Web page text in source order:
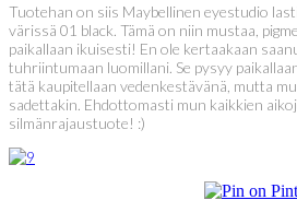
Tuotehan on siis Maybellinen eyestudio
värissä 01 black. Tämä on niin mustaa,
paikallaan ikuisesti! En ole kertaakaan
tuhriintumaan luomillani. Se pysyy
tätä kaupitellaan vedenkestävänä, mutta
sadettakin. Ehdottomasti mun kaikkien
silmänrajaustuote! :)